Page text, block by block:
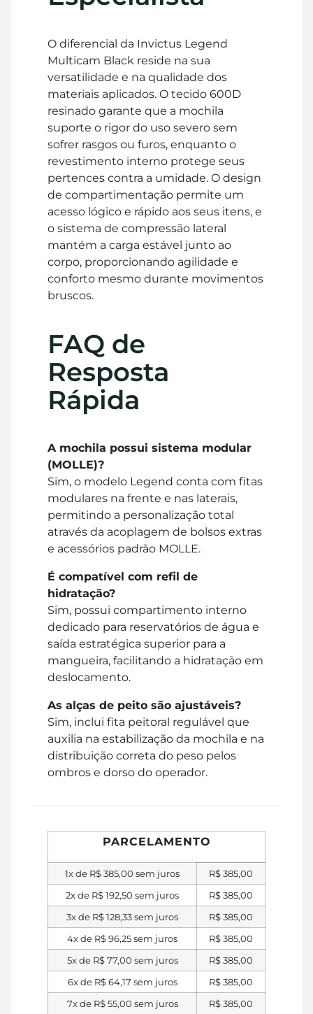
O diferencial da Invictus Legend
Multicam Black reside na sua
versatilidade e na qualidade dos
materiais aplicados. O tecido 600D
resinado garante que a mochila
suporte o rigor do uso severo sem
sofrer rasgos ou furos, enquanto o
revestimento interno protege seus
pertences contra a umidade. O design
de compartimentação permite um
acesso lógico e rápido aos seus itens, e
o sistema de compressão lateral
mantém a carga estável junto ao
corpo, proporcionando agilidade e
conforto mesmo durante movimentos
bruscos.
FAQ de
Resposta
Rápida
A mochila possui sistema modular
(MOLLE)?
Sim, o modelo Legend conta com fitas
modulares na frente e nas laterais,
permitindo a personalização total
através da acoplagem de bolsos extras
e acessórios padrão MOLLE.
É compatível com refil de
hidratação?
Sim, possui compartimento interno
dedicado para reservatórios de água e
saída estratégica superior para a
mangueira, facilitando a hidratação em
deslocamento.
As alças de peito são ajustáveis?
Sim, inclui fita peitoral regulável que
auxilia na estabilização da mochila e na
distribuição correta do peso pelos
ombros e dorso do operador.
PARCELAMENTO
1x de R$385,00 sem juros R$385,00
2x de R$192,50 sem juros R$385,00
3x de R$128,33sem juros R$385,00
4x de R$96,25sem juros R$385,00
5x de R$77,00 sem juros R$385,00
6x de R$64,17 sem juros R$385,00
7x de R$55,00 sem juros R$385,00